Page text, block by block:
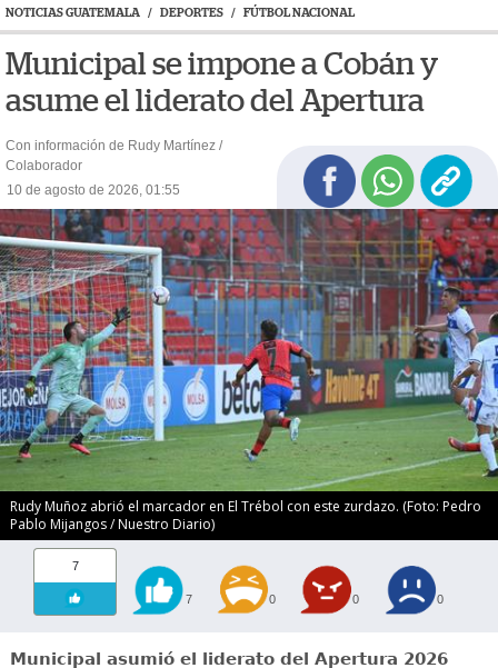
NOTICIAS GUATEMALA / DEPORTES / FÚTBOL NACIONAL
Municipal se impone a Cobán y
asume el liderato del Apertura
Con información de Rudy Martínez /
Colaborador
10 de agosto de 2026, 01:55
Rudy Muñoz abrió el marcador en El Trébol con este zurdazo. (Foto: Pedro
Pablo Mijangos / Nuestro Diario)
7
7 0 0 0
Municipal asumió el liderato del Apertura 2026